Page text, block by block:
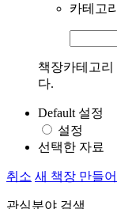
카테고리
책장카테고리
다.
Default 설정
설정
선택한 자료
취소 새 책장 만들어
관심분야 검색